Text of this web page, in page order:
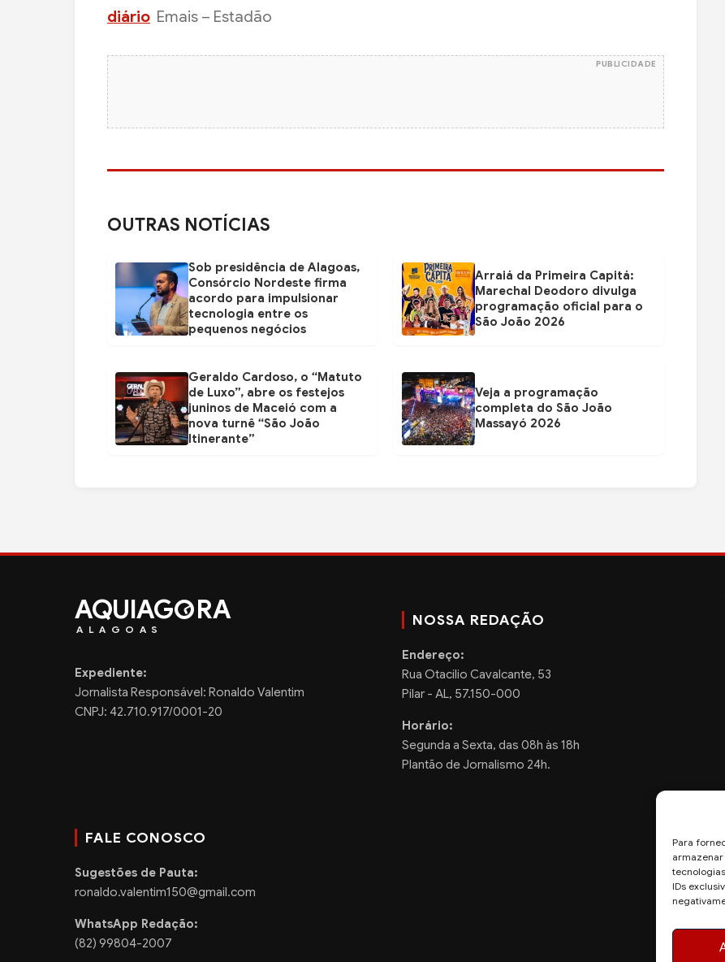
Para
IDs
diário Emais – Estadão
PUBLICIDADE
OUTRAS NOTÍCIAS
Sob presidência de Alagoas,
Consórcio Nordeste firma
acordo para impulsionar
tecnologia entre os
pequenos negócios
Arraiá da Primeira Capitá:
Marechal Deodoro divulga
programação oficial para o
São João 2026
Geraldo Cardoso, o “Matuto
de Luxo”, abre os festejos
juninos de Maceió com a
nova turnê “São João
Itinerante”
Veja a programação
completa do São João
Massayó 2026
AQUIAG RA
ALAGOAS
Expediente:
Jornalista Responsável: Ronaldo Valentim
CNPJ: 42.710.917/0001-20
NOSSA REDAÇÃO
Endereço:
Rua Otacilio Cavalcante, 53
Pilar - AL, 57.150-000
Horário:
Segunda a Sexta, das 08h às 18h
Plantão de Jornalismo 24h.
FALE CONOSCO
Sugestões de Pauta:
ronaldo.valentim150@gmail.com
WhatsApp Redação:
(82) 99804-2007